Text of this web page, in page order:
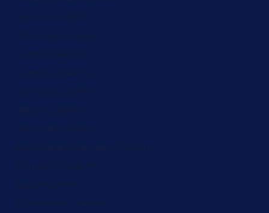
Croatia (ZAR R)
Curaçao (ZAR R)
Cyprus (ZAR R)
Czechia (ZAR R)
Denmark (ZAR R)
Djibouti (ZAR R)
Dominica (ZAR R)
Dominican Republic (ZAR R)
Ecuador (ZAR R)
Egypt (ZAR R)
El Salvador (ZAR R)